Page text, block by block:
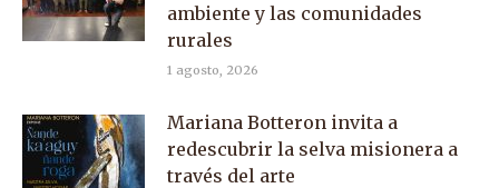
ambiente y las comunidades
rurales
1 agosto, 2026
Mariana Botteron invita a
redescubrir la selva misionera a
través del arte